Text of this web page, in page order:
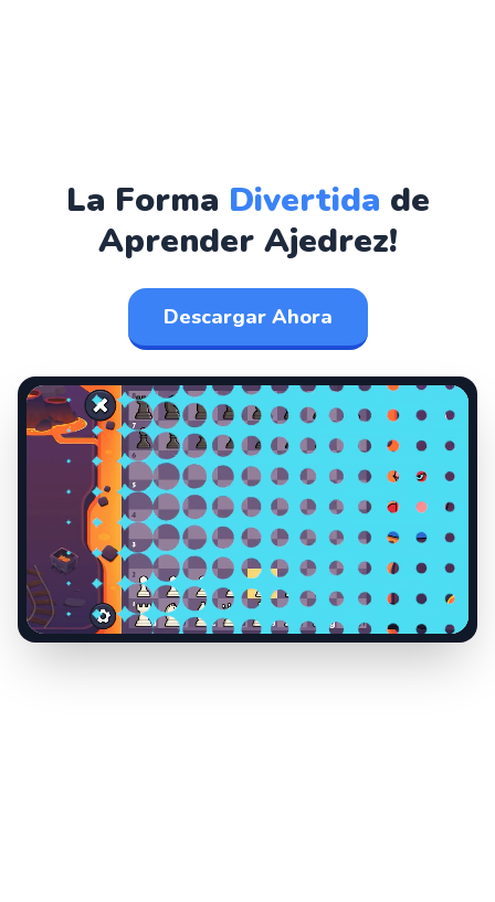
La Forma Divertida de
Aprender Ajedrez!
Descargar Ahora